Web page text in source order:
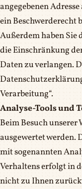
angegebenen
ein Beschwerderecht
Außerdem haben Sie
die Einschränkung
Daten zu verlangen.
Verarbeitung“.
Analyse-Tools und
Beim Besuch
ausgewertet werden.
mit sogenannten
Verhaltens erfolgt in
nicht zu Ihnen